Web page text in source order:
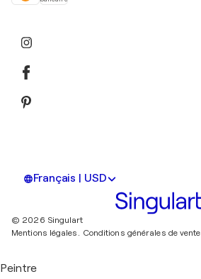
Français | USD
© 2026 Singulart
Mentions légales. Conditions générales de vente
Peintre